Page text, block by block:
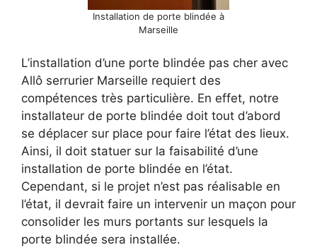
Installation de porte blindée à
Marseille
L’installation d’une porte blindée pas cher avec
Allô serrurier Marseille requiert des
compétences très particulière. En effet, notre
installateur de porte blindée doit tout d’abord
se déplacer sur place pour faire l’état des lieux.
Ainsi, il doit statuer sur la faisabilité d’une
installation de porte blindée en l’état.
Cependant, si le projet n’est pas réalisable en
l’état, il devrait faire un intervenir un maçon pour
consolider les murs portants sur lesquels la
porte blindée sera installée.